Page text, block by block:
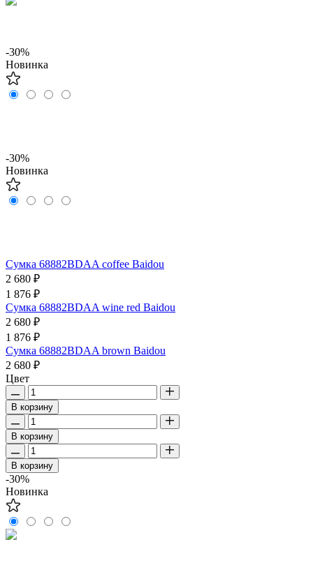
-30%
Новинка
-30%
Новинка
Сумка 68882BDAA coffee Baidou
2 680 ₽
1 876 ₽
Сумка 68882BDAA wine red Baidou
2 680 ₽
1 876 ₽
Сумка 68882BDAA brown Baidou
2 680 ₽
Цвет
В корзину
В корзину
В корзину
-30%
Новинка